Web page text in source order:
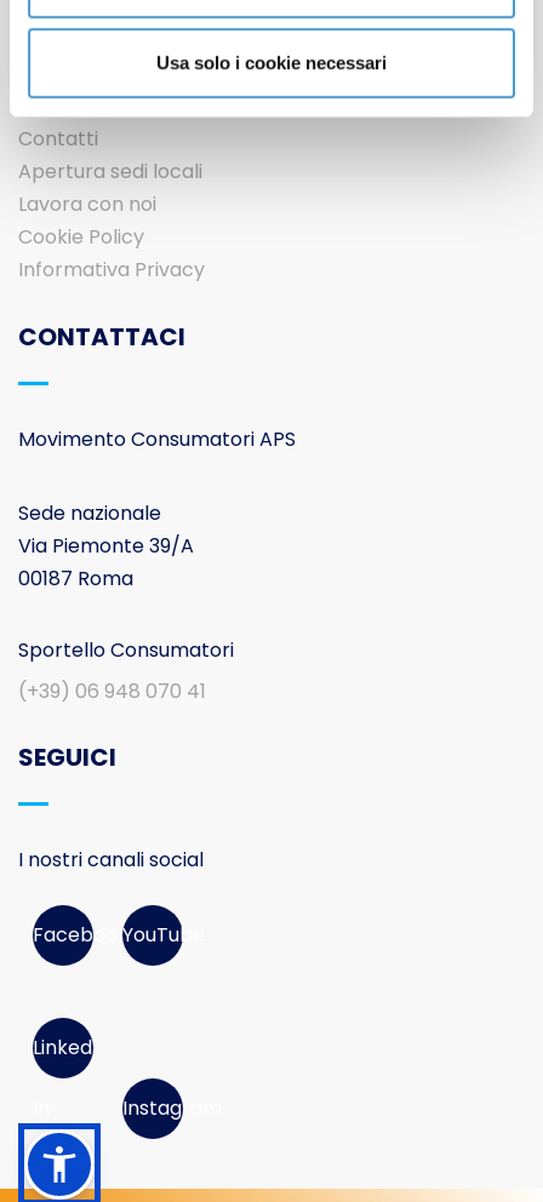
Usa solo i cookie necessari
Contatti
Apertura sedi locali
Lavora con noi
Cookie Policy
Informativa Privacy
CONTATTACI
Movimento Consumatori APS
Sede nazionale
Via Piemonte 39/A
00187 Roma
Sportello Consumatori
(+39) 06 948 070 41
SEGUICI
I nostri canali social
FacebookYouTube
Linked
Instagram